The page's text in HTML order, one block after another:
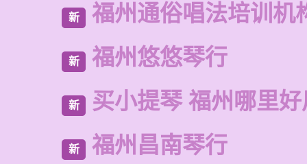
新 福州通俗唱法培训机
新 福州悠悠琴行
新 买小提琴 福州哪里
新 福州昌南琴行